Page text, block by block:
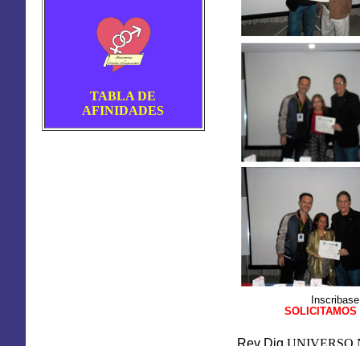
TABLA DE
AFINIDADES
SOLICITAMOS
Rev Dig UNIVERSO